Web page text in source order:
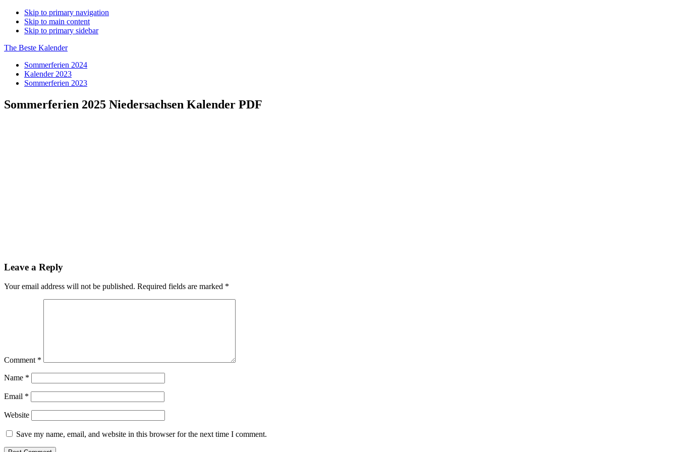
Skip to primary navigation
Skip to main content
Skip to primary sidebar
The Beste Kalender
Sommerferien 2024
Kalender 2023
Sommerferien 2023
Sommerferien 2025 Niedersachsen Kalender PDF
Reader
Leave a Reply
Your email address will not be published. Required fields are marked *
Comment *
Name *
Email *
Website
Save my name, email, and website in this browser for the next time I comment.